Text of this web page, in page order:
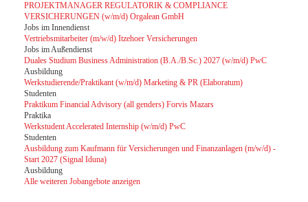
PROJEKTMANAGER REGULATORIK & COMPLIANCE
VERSICHERUNGEN (w/m/d) Orgalean GmbH
Jobs im Innendienst
Vertriebsmitarbeiter (m/w/d) Itzehoer Versicherungen
Jobs im Außendienst
Duales Studium Business Administration (B.A./B.Sc.) 2027 (w/m/d) PwC
Ausbildung
Werkstudierende/Praktikant (w/m/d) Marketing & PR (Elaboratum)
Studenten
Praktikum Financial Advisory (all genders) Forvis Mazars
Praktika
Werkstudent Accelerated Internship (w/m/d) PwC
Studenten
Ausbildung zum Kaufmann für Versicherungen und Finanzanlagen (m/w/d) -
Start 2027 (Signal Iduna)
Ausbildung
Alle weiteren Jobangebote anzeigen